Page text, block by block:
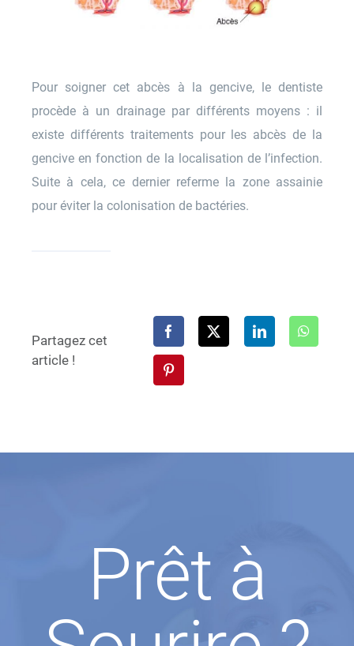
Pour soigner cet abcès à la gencive, le dentiste
procède à un drainage par différents moyens : il
existe différents traitements pour les abcès de la
gencive en fonction de la localisation de l’infection.
Suite à cela, ce dernier referme la zone assainie
pour éviter la colonisation de bactéries.
Partagez cet
article !
Prêt à